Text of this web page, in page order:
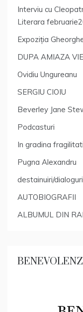
Interviu cu
Literara
Expoziția
DUPA AMIAZA
Ovidiu Ungureanu
SERGIU CIOIU
Beverley Jane
Podcasturi
In gradina
Pugna Alexandru
destainuiri/dialoguri
AUTOBIOGRAFII
ALBUMUL DIN